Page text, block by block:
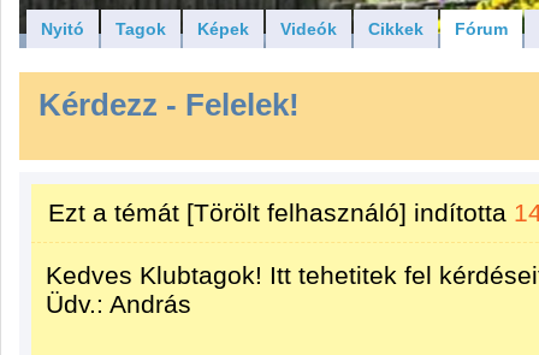
Nyitó Tagok Képek Videók Cikkek Fórum
Kérdezz - Felelek!
Ezt a témát [Törölt felhasználó] indította
Kedves Klubtagok! Itt tehetitek fel
Üdv.: András